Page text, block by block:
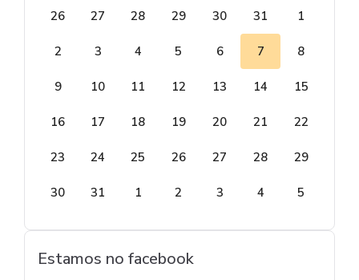
26 27 28 29 30 31 1
2 3 4 5 6 7 8
9 10 11 12 13 14 15
16 17 18 19 20 21 22
23 24 25 26 27 28 29
30 31 1 2 3 4 5
Estamos no facebook